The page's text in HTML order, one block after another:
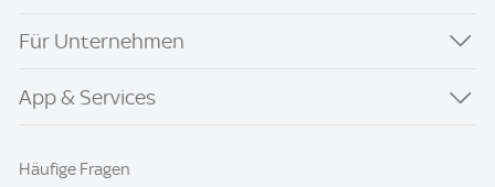
Für Unternehmen
App & Services
Häufige Fragen